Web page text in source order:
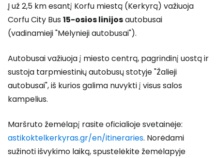
Į už 2,5 km esantį Korfu miestą (Kerkyrą) važiuoja
Corfu City Bus15-osioslinijosautobusai
(vadinamieji "Mėlynieji autobusai").
Autobusai važiuoja į miesto centrą, pagrindinį uostą ir
sustoja tarpmiestinių autobusų stotyje "Žalieji
autobusai", iš kurios galima nuvykti į visus salos
kampelius.
Maršruto žemėlapį rasite oficialioje svetainėje:
astikoktelkerkyras.gr/en/itineraries. Norėdami
sužinoti išvykimo laiką, spustelėkite žemėlapyje